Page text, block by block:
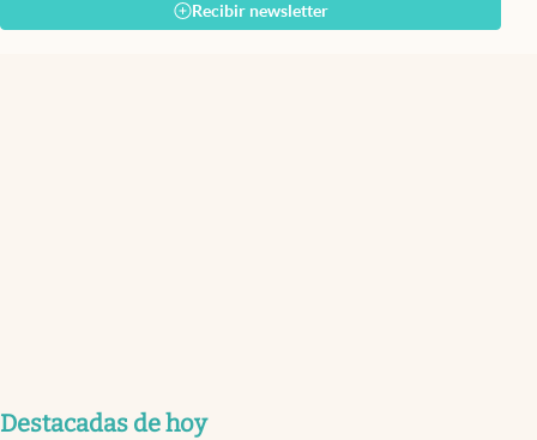
Recibir newsletter
Destacadas de hoy